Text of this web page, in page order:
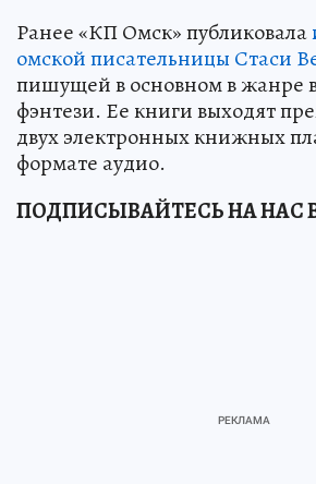
Ранее «КП Омск» публиковала
омской писательницы Стаси
пишущей в основном в жанре
фэнтези. Ее книги выходят
двух электронных книжных
формате аудио.
ПОДПИСЫВАЙТЕСЬ НА НАС